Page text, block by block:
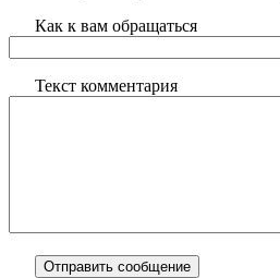
Как к вам обращаться
Текст комментария